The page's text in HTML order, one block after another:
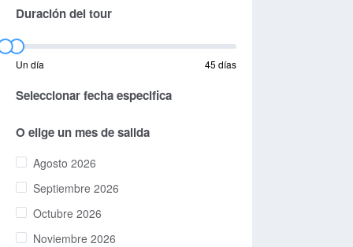
Duración del tour
Un día 45 días
Seleccionar fecha especifica
O elige un mes de salida
Agosto 2026
Septiembre 2026
Octubre 2026
Noviembre 2026